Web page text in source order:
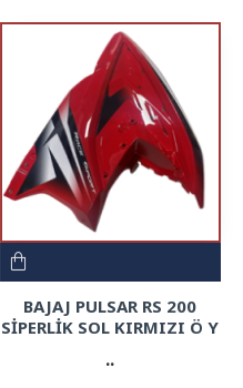
BAJAJ PULSAR RS 200
SİPERLİK SOL KIRMIZI Ö Y
..